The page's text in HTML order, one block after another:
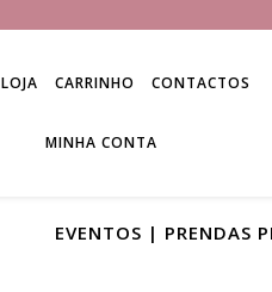
LOJA CARRINHO CONTACTOS
MINHA CONTA
EVENTOS | PRENDAS